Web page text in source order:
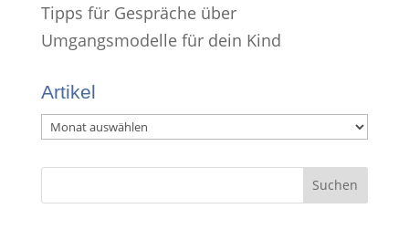
Tipps für Gespräche über
Umgangsmodelle für dein Kind
Artikel
Artikel